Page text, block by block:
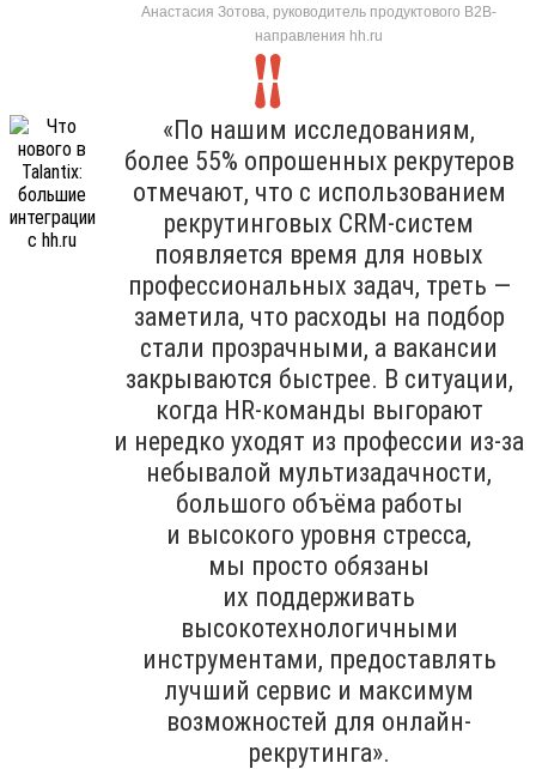
Анастасия Зотова, руководитель продуктового B2B-
направления hh.ru
«По нашим исследованиям,
более 55% опрошенных рекрутеров
отмечают, что с использованием
рекрутинговых CRM-систем
появляется время для новых
профессиональных задач, треть —
заметила, что расходы на подбор
стали прозрачными, а вакансии
закрываются быстрее. В ситуации,
когда HR-команды выгорают
и нередко уходят из профессии из-за
небывалой мультизадачности,
большого объёма работы
и высокого уровня стресса,
мы просто обязаны
их поддерживать
высокотехнологичными
инструментами, предоставлять
лучший сервис и максимум
возможностей для онлайн-
рекрутинга».